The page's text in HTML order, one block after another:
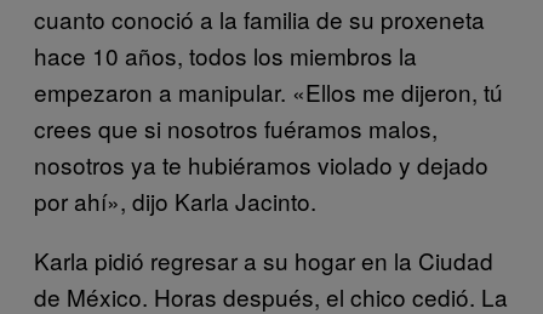
cuanto conoció a la familia de su proxeneta
hace 10 años, todos los miembros la
empezaron a manipular. «Ellos me dijeron, tú
crees que si nosotros fuéramos malos,
nosotros ya te hubiéramos violado y dejado
por ahí», dijo Karla Jacinto.
Karla pidió regresar a su hogar en la Ciudad
de México. Horas después, el chico cedió. La